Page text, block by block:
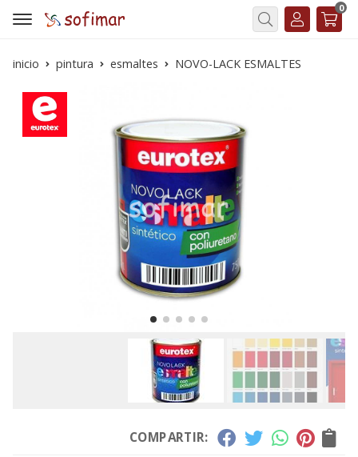
Buscar
0
inicio pintura esmaltes NOVO-LACK ESMALTES
COMPARTIR: